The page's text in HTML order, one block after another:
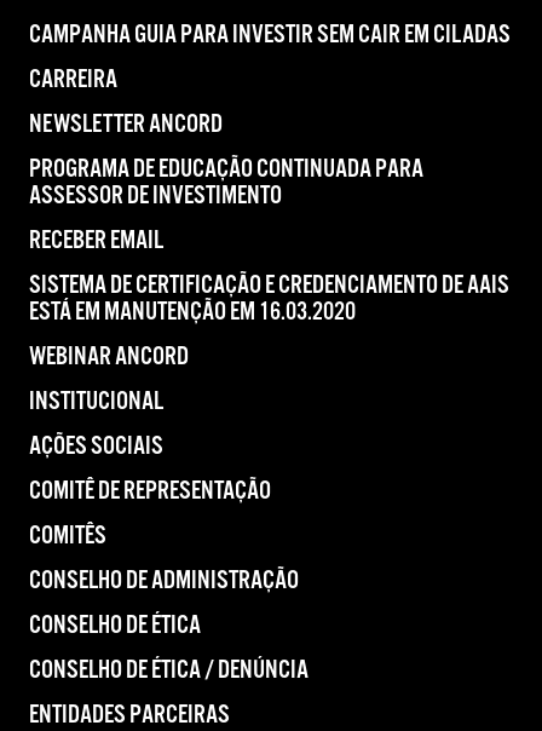
CAMPANHA GUIA PARA INVESTIR SEM CAIR EM CILADAS
CARREIRA
NEWSLETTER ANCORD
PROGRAMA DE EDUCAÇÃO CONTINUADA PARA
ASSESSOR DE INVESTIMENTO
RECEBER EMAIL
SISTEMA DE CERTIFICAÇÃO E CREDENCIAMENTO DE AAIS
ESTÁ EM MANUTENÇÃO EM 16.03.2020
WEBINAR ANCORD
INSTITUCIONAL
AÇÕES SOCIAIS
COMITÊ DE REPRESENTAÇÃO
COMITÊS
CONSELHO DE ADMINISTRAÇÃO
CONSELHO DE ÉTICA
CONSELHO DE ÉTICA / DENÚNCIA
ENTIDADES PARCEIRAS